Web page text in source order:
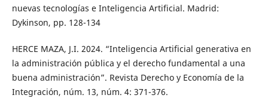
nuevas tecnologías e Inteligencia Artificial. Madrid:
Dykinson, pp. 128-134
HERCE MAZA, J.I. 2024. “Inteligencia Artificial generativa en
la administración pública y el derecho fundamental a una
buena administración”. Revista Derecho y Economía de la
Integración, núm. 13, núm. 4: 371-376.